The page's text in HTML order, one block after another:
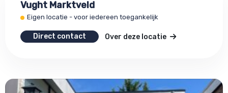
Vught Marktveld
Eigen locatie - voor iedereen toegankelijk
Direct contact Over deze locatie